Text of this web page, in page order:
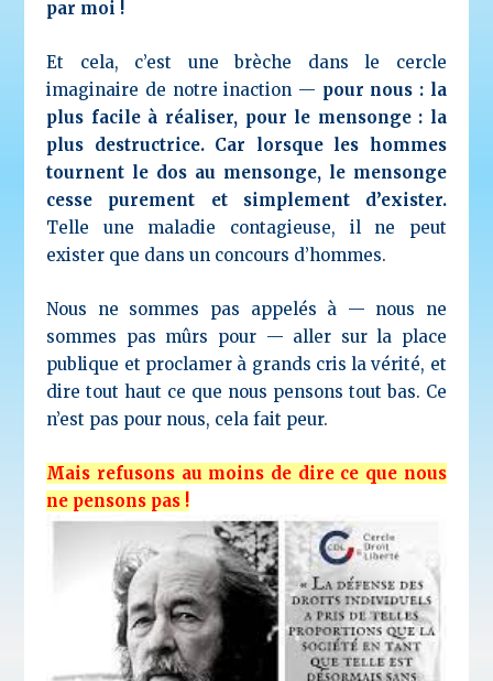
par moi !
Et cela, c’est une brèche dans le cercle
imaginaire de notre inaction — pour nous : la
plus facile à réaliser, pour le mensonge : la
plus destructrice. Car lorsque les hommes
tournent le dos au mensonge, le mensonge
cesse purement et simplement d’exister.
Telle une maladie contagieuse, il ne peut
exister que dans un concours d’hommes.
Nous ne sommes pas appelés à — nous ne
sommes pas mûrs pour — aller sur la place
publique et proclamer à grands cris la vérité, et
dire tout haut ce que nous pensons tout bas. Ce
n’est pas pour nous, cela fait peur.
Mais refusons au moins de dire ce que nous
ne pensons pas !